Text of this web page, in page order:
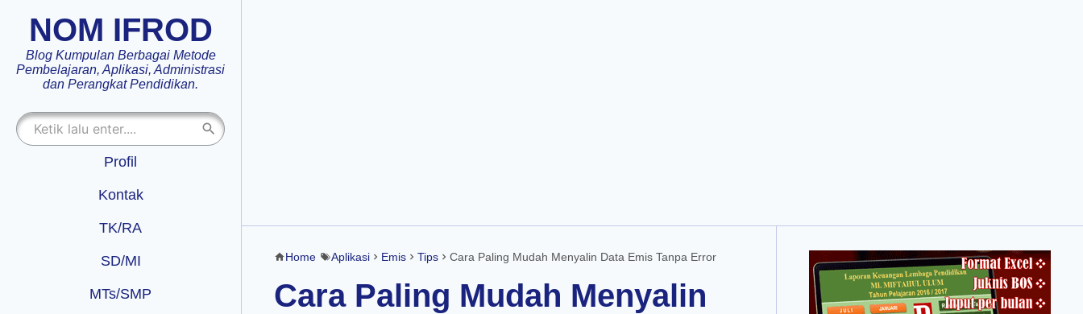
NOM IFROD
Blog Kumpulan Berbagai Metode
Pembelajaran, Aplikasi, Administrasi
dan Perangkat Pendidikan.
Profil
Kontak
TK/RA
SD/MI
MTs/SMP
Home Aplikasi Emis Tips Cara Paling Mudah Menyalin Data Emis Tanpa Error
Cara Paling Mudah Menyalin